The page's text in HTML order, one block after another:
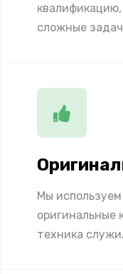
сложные
Мы
оригинальные
техника